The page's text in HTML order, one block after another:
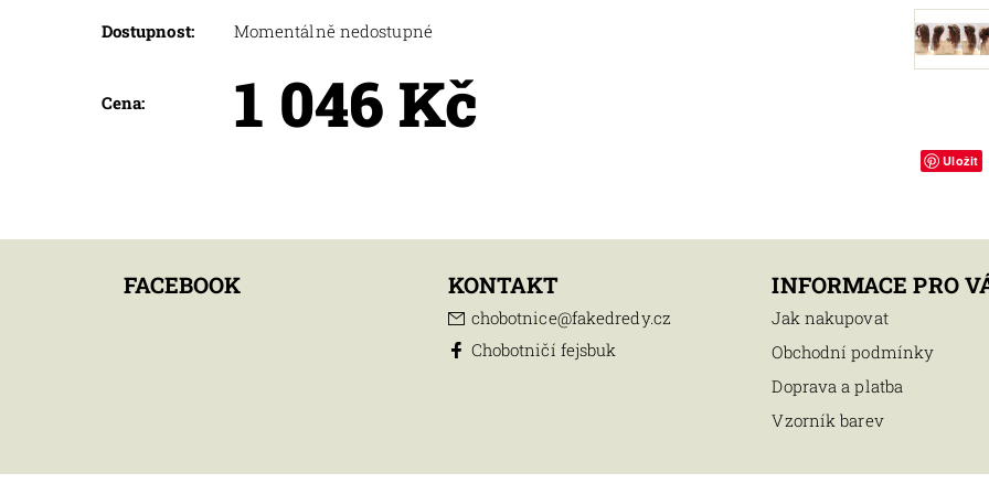
Dostupnost: Momentálně nedostupné
Cena: 1 046 Kč
Uložit
FACEBOOK KONTAKT
chobotnice@fakedredy.cz
Chobotničí fejsbuk
INFORMACE PRO
Jak nakupovat
Obchodní podmínky
Doprava a platba
Vzorník barev